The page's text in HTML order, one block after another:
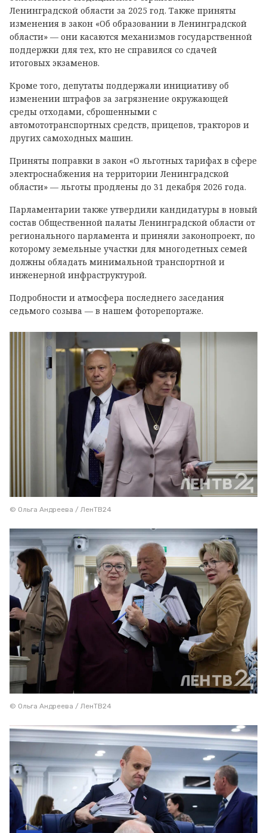
Ленинградской области за 2025 год. Также приняты
изменения в закон «Об образовании в Ленинградской
области» — они касаются механизмов государственной
поддержки для тех, кто не справился со сдачей
итоговых экзаменов.
Кроме того, депутаты поддержали инициативу об
изменении штрафов за загрязнение окружающей
среды отходами, сброшенными с
автомототранспортных средств, прицепов, тракторов и
других самоходных машин.
Приняты поправки в закон «О льготных тарифах в сфере
электроснабжения на территории Ленинградской
области» — льготы продлены до 31 декабря 2026 года.
Парламентарии также утвердили кандидатуры в новый
состав Общественной палаты Ленинградской области от
регионального парламента и приняли законопроект, по
которому земельные участки для многодетных семей
должны обладать минимальной транспортной и
инженерной инфраструктурой.
Подробности и атмосфера последнего заседания
седьмого созыва — в нашем фоторепортаже.
© Ольга Андреева / ЛенТВ24
© Ольга Андреева / ЛенТВ24